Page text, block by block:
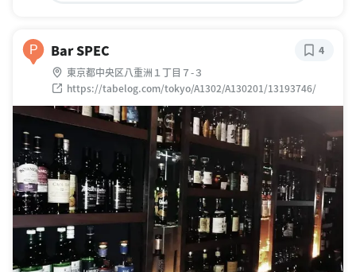
P Bar SPEC
東京都中央区八重洲１丁目７-３
https://tabelog.com/tokyo/A1302/A130201/13193746/
4